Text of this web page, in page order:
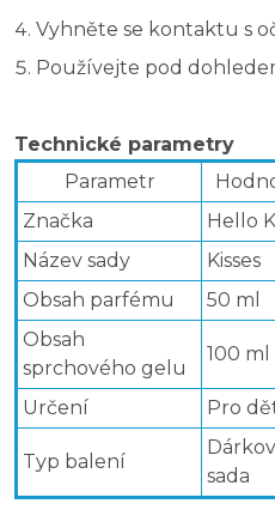
Vyhněte se kontaktu s
Používejte pod
Technické parametry
Parametr
Značka
Hello
Název sady
Kisses
Obsah parfému
50 ml
Obsah
sprchového gelu
100 ml
Určení Pro
Typ balení
sada